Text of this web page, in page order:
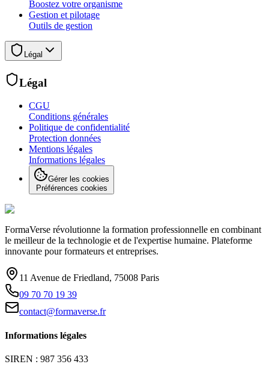
Boostez votre organisme
Gestion et pilotage
Outils de gestion
Légal
Légal
CGU
Conditions générales
Politique de confidentialité
Protection données
Mentions légales
Informations légales
Gérer les cookies
Préférences cookies
FormaVerse révolutionne la formation professionnelle en combinant
le meilleur de la technologie et de l'expertise humaine. Plateforme
innovante pour formateurs et entreprises.
11 Avenue de Friedland, 75008 Paris
09 70 70 19 39
contact@formaverse.fr
Informations légales
SIREN : 987 356 433